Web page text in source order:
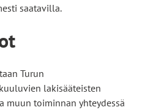
saatavilla.
Turun
lakisääteisten
muun toiminnan yhteydessä